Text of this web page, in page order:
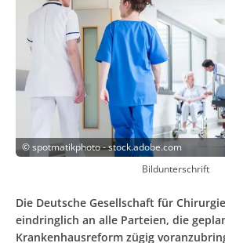
©spotmatikphoto - stock.adobe.com
Bildunterschrift
Die Deutsche Gesellschaft für
eindringlich an alle Parteien, die
Krankenhausreform zügig